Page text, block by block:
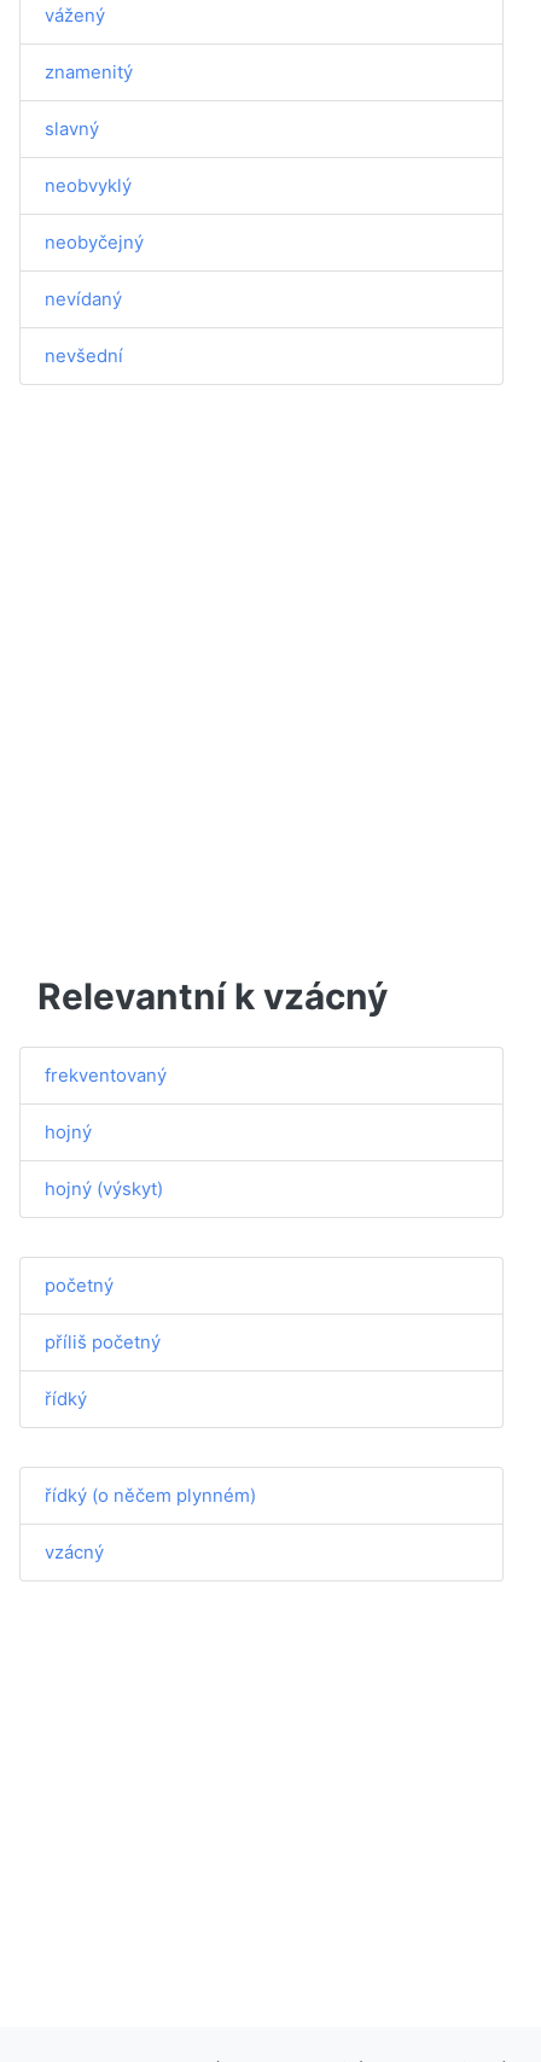
vážený
znamenitý
slavný
neobvyklý
neobyčejný
nevídaný
nevšední
Relevantní k vzácný
frekventovaný
hojný
hojný (výskyt)
početný
příliš početný
řídký
řídký (o něčem plynném)
vzácný